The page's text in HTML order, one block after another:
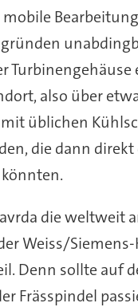
mobile
Turbinengehäuse
also über
üblichen
die dann direkt
die weltweit
Weiss/
Denn sollte auf
Frässpindel